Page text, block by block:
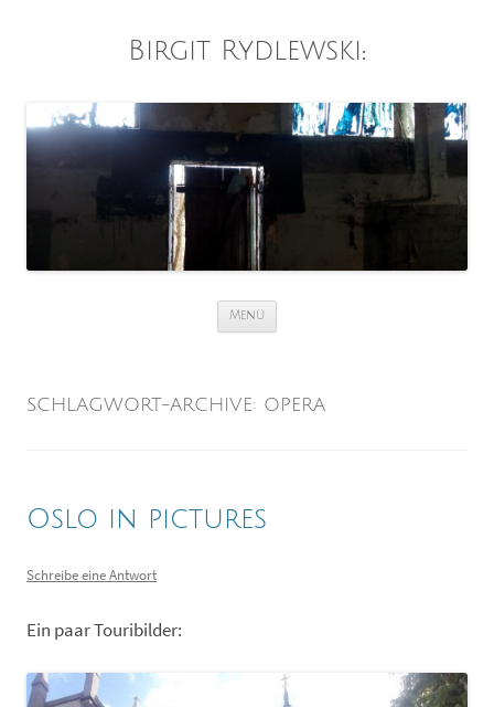
Birgit Rydlewski :
Menü
SCHLAGWORT-ARCHIVE: OPERA
Oslo in pictures
Schreibe eine Antwort
Ein paar Touribilder: